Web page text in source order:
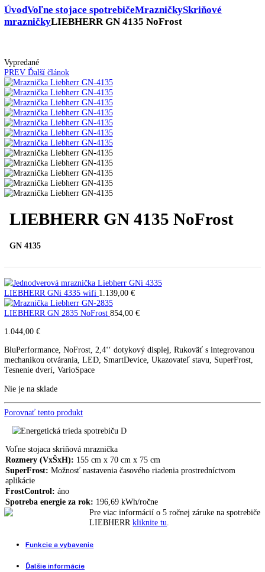
Truhlicové -45 °C
Ultra nízka teplota -86 °C
Kávy
Uncategorized
ÚvodVoľne stojace spotrebiče
mrazničkyLIEBHERR GN 4135 NoFrost
Vypredané
PREVĎalší článok
LIEBHERR GN 4135 NoFrost
GN 4135
LIEBHERR GNi 4335 wifi
LIEBHERR GN 2835 NoFrost 854,00€
1.044,00
BluPerformance, NoFrost, 2,4‘‘ dotykový displej, Rukoväť s
mechanikou otvárania, LED, SmartDevice, Ukazovateľ stavu,
Tesnenie dverí, VarioSpace
Nie je na sklade